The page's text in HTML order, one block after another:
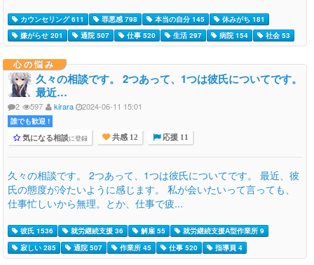
カウンセリング 611 罪悪感 798 本当の自分 145
休みがち 181
嫌がらせ 201
通院 507 仕事 520 生活 297 病院 154 社会 53
心の悩み
久々の相談です。 2つあって、1つは彼氏についてです。
最近…
2 597 kirara 2024-06-11 15:01
誰でも歓迎 !
気になる相談に登録 共感 12 応援 11
久々の相談です。 2つあって、1つは彼氏についてです。 最近、彼
氏の態度が冷たいように感じます。 私が会いたいって言っても、
仕事忙しいから無理。とか、仕事で疲...
彼氏 1536 就労継続支援 36 解雇 55
就労継続支援A型作業所 9
寂しい 285
通院 507 作業所 45 仕事 520 指導員 4